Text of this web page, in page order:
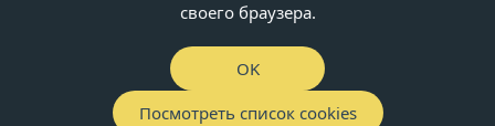
своего браузера.
OK
Посмотреть список cookies